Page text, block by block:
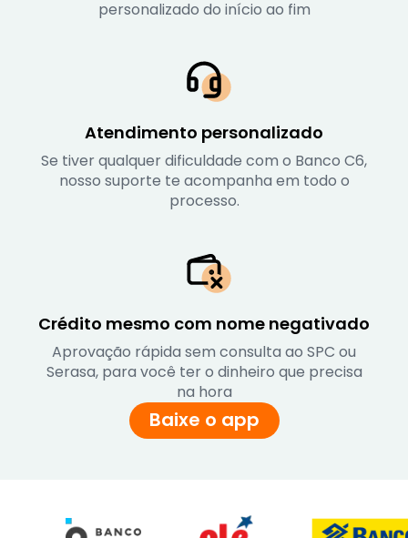
personalizado do início ao fim
Atendimento personalizado
Se tiver qualquer dificuldade com o Banco C6,
nosso suporte te acompanha em todo o
processo.
Crédito mesmo com nome negativado
Aprovação rápida sem consulta ao SPC ou
Serasa, para você ter o dinheiro que precisa
na hora
Baixe o app